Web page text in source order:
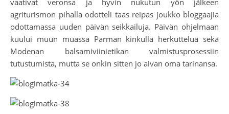
agriturismon pihalla odotteli taas reipas joukko bloggaajia
odottamassa uuden päivän seikkailuja. Päivän ohjelmaan
kuului muun muassa Parman kinkulla herkuttelua sekä
Modenan balsamiviinietikan valmistusprosessiin
tutustumista, mutta se onkin sitten jo aivan oma tarinansa.